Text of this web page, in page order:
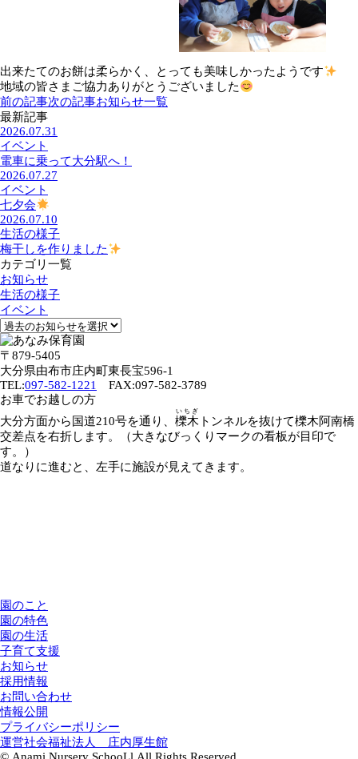
出来たてのお餅は柔らかく、とっても美味しかったようです
地域の皆さまご協力ありがとうございました
前の記事次の記事お知らせ一覧
最新記事
2026.07.31
イベント
電車に乗って大分駅へ！
2026.07.27
イベント
七夕会
2026.07.10
生活の様子
梅干しを作りました
カテゴリ一覧
お知らせ
生活の様子
イベント
〒879-5405
大分県由布市庄内町東長宝596-1
TEL:097-582-1221 FAX:097-582-3789
お車でお越しの方
大分方面から国道210号を通り、 櫟木
いちぎ
トンネルを抜けて櫟木阿南橋
交差点を右折します。（大きなびっくりマークの看板が目印で
す。）
道なりに進むと、左手に施設が見えてきます。
園のこと
園の特色
園の生活
子育て支援
お知らせ
採用情報
お問い合わせ
情報公開
プライバシーポリシー
運営社会福祉法人 庄内厚生館